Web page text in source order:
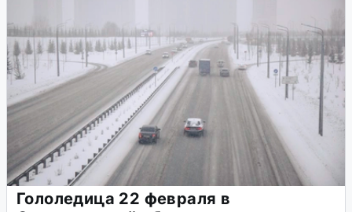
Гололедица 22 февраля в